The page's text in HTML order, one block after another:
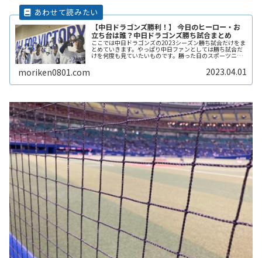
【中日ドラゴンズ勝利！】 今日のヒーロー・お
立ち台は誰？中日ドラゴンズ勝ち試合まとめ
ここでは中日ドラゴンズの2023シーズン勝ち試合だけをま
とめていきます。やっぱり中日ファンとしては勝ち試合だ
けを何度も見ていたいものです。勝った日のスポーツニュ
ースなんか繰り返し見たりしませんか？逆に負けた翌日は
moriken0801.com 2023.04.01